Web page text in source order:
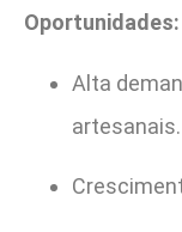
Oportunidades:
Alta
artesanais.